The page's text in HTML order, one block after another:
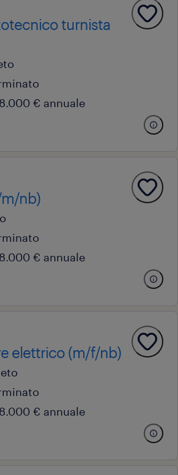
turnista
€ annuale
nb)
€ annuale
elettrico (m/f/nb)
€ annuale